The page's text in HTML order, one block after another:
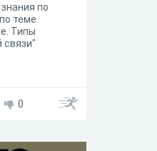
по
теме
Типы
связи"
0